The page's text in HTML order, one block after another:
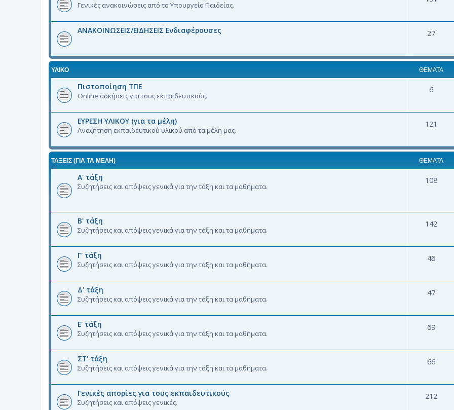
Γενικές ανακοινώσεις από το Υπουργείο Παιδείας.
ΑΝΑΚΟΙΝΩΣΕΙΣ/ΕΙΔΗΣΕΙΣ Ενδιαφέρουσες 27
ΥΛΙΚΟ ΘΈΜΑΤΑ
Πιστοποίηση ΤΠΕ
Online ασκήσεις για τους εκπαιδευτικούς.
6
ΕΥΡΕΣΗ ΥΛΙΚΟΥ (για τα μέλη)
Αναζήτηση εκπαιδευτικού υλικού από τα μέλη μας.
121
ΤΑΞΕΙΣ (ΓΙΑ ΤΑ ΜΈΛΗ) ΘΈΜΑΤΑ
Α' τάξη
Συζητήσεις και απόψεις γενικά για την τάξη και τα μαθήματα.
108
Β' τάξη
Συζητήσεις και απόψεις γενικά για την τάξη και τα μαθήματα.
142
Γ' τάξη
Συζητήσεις και απόψεις γενικά για την τάξη και τα μαθήματα.
46
Δ' τάξη
Συζητήσεις και απόψεις γενικά για την τάξη και τα μαθήματα.
47
Ε' τάξη
Συζητήσεις και απόψεις γενικά για την τάξη και τα μαθήματα.
69
ΣΤ' τάξη
Συζητήσεις και απόψεις γενικά για την τάξη και τα μαθήματα.
66
Γενικές απορίες για τους εκπαιδευτικούς
Συζητήσεις και απόψεις γενικές.
212